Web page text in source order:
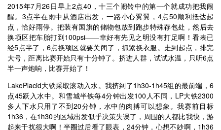
2015年7月26日早上2点40，十三个闹铃中的第一个就成功把我闹
醒。3点半在雨中从酒店出发，一路小心翼翼，4点50顺利抵达起
点，恰好雨停。把装有国旗的储物包放到跑步特殊存包处，然后去
换项区把车胎打到100psi——幸好有先见之明没有打足啊！看表已
经5点半了，6点换项区就要关闭了，抓紧换衣服。走到起点，排完
大号，距离比赛开始只有十分钟了。挤进人群，试试水温，只听6点
半一声炮响，比赛开始了！
LakePlacid大铁采取滚动入水。我挤到了1h30-1h45组的最前端，6
点45跃入水中。和雪城半铁每4分钟出发100人不同，LP大铁2300
多人下水只用了不到20分钟，水中的肉搏可以想象。我赛前目标
1h36，在1h30的区域出发似乎决策失误了，周围的人都比我快，游
起来干扰很大啊！半圈过后看了眼表，24分钟，心想不妙啊，1h36